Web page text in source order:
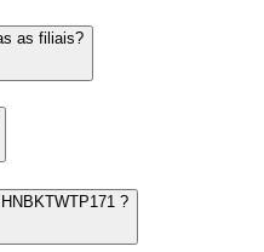
as filiais?
?